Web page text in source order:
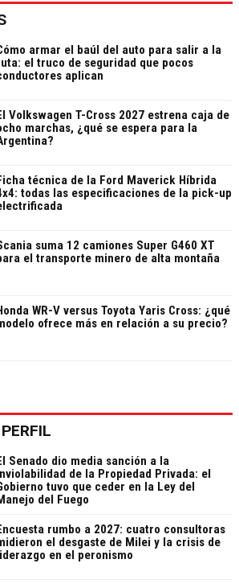
armar el baúl del auto para salir a la
el truco de seguridad que pocos
aplican
Volkswagen T-Cross 2027 estrena caja de
marchas, ¿qué se espera para la
técnica de la Ford Maverick Híbrida
todas las especificaciones de la pick-up
suma 12 camiones Super G460 XT
el transporte minero de alta montaña
WR-V versus Toyota Yaris Cross: ¿qué
ofrece más en relación a su precio?
Senado dio media sanción a la
de la Propiedad Privada: el
tuvo que ceder en la Ley del
del Fuego
rumbo a 2027: cuatro consultoras
el desgaste de Milei y la crisis de
en el peronismo